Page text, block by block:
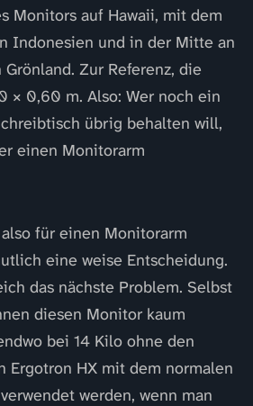
Monitors auf Hawaii, mit dem
Indonesien und in der Mitte an
Zur Referenz, die
× 0,60 m. Also: Wer noch ein
übrig behalten will,
einen Monitorarm
für einen Monitorarm
eine weise Entscheidung.
das nächste Problem. Selbst
diesen Monitor kaum
bei 14 Kilo ohne den
Ergotron HX mit dem normalen
werden, wenn man